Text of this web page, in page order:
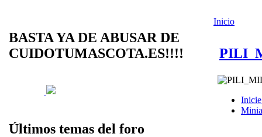
BASTA YA DE ABUSAR DE
CUIDOTUMASCOTA.ES!!!!
Últimos temas del foro
Inicio